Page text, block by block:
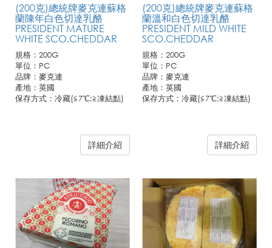
(200克)總統牌麥克連蘇格
蘭陳年白色切達乳酪
PRESIDENT MATURE
WHITE SCO.CHEDDAR
規格：200G
單位：PC
品牌：麥克連
產地：英國
保存方式：冷藏(≦7℃;≧凍結點)
詳細介紹
(200克)總統牌麥克連蘇格
蘭溫和白色切達乳酪
PRESIDENT MILD WHITE
SCO.CHEDDAR
規格：200G
單位：PC
品牌：麥克連
產地：英國
保存方式：冷藏(≦7℃;≧凍結點)
詳細介紹